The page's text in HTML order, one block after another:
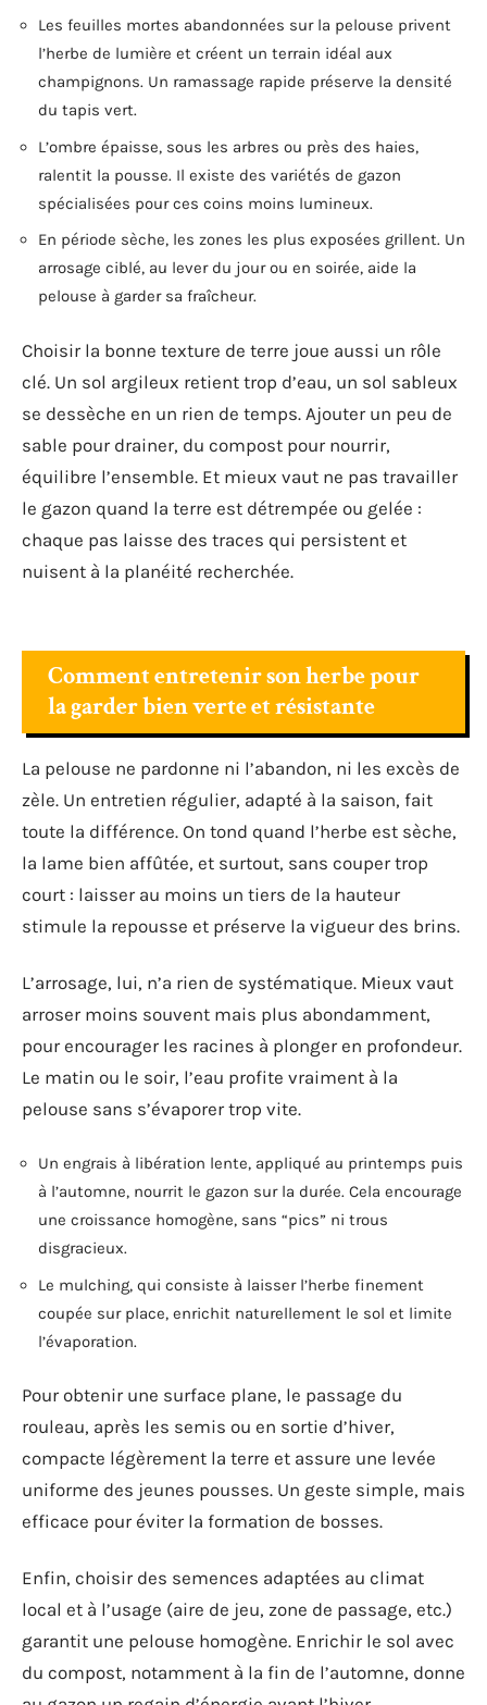
Les feuilles mortes abandonnées sur la pelouse privent
l’herbe de lumière et créent un terrain idéal aux
champignons. Un ramassage rapide préserve la densité
du tapis vert.
L’ombre épaisse, sous les arbres ou près des haies,
ralentit la pousse. Il existe des variétés de gazon
spécialisées pour ces coins moins lumineux.
En période sèche, les zones les plus exposées grillent. Un
arrosage ciblé, au lever du jour ou en soirée, aide la
pelouse à garder sa fraîcheur.
Choisir la bonne texture de terre joue aussi un rôle
clé. Un sol argileux retient trop d’eau, un sol sableux
se dessèche en un rien de temps. Ajouter un peu de
sable pour drainer, du compost pour nourrir,
équilibre l’ensemble. Et mieux vaut ne pas travailler
le gazon quand la terre est détrempée ou gelée :
chaque pas laisse des traces qui persistent et
nuisent à la planéité recherchée.
Comment entretenir son herbe pour
la garder bien verte et résistante
La pelouse ne pardonne ni l’abandon, ni les excès de
zèle. Un entretien régulier, adapté à la saison, fait
toute la différence. On tond quand l’herbe est sèche,
la lame bien affûtée, et surtout, sans couper trop
court : laisser au moins un tiers de la hauteur
stimule la repousse et préserve la vigueur des brins.
L’arrosage, lui, n’a rien de systématique. Mieux vaut
arroser moins souvent mais plus abondamment,
pour encourager les racines à plonger en profondeur.
Le matin ou le soir, l’eau profite vraiment à la
pelouse sans s’évaporer trop vite.
Un engrais à libération lente, appliqué au printemps puis
à l’automne, nourrit le gazon sur la durée. Cela encourage
une croissance homogène, sans “pics” ni trous
disgracieux.
Le mulching, qui consiste à laisser l’herbe finement
coupée sur place, enrichit naturellement le sol et limite
l’évaporation.
Pour obtenir une surface plane, le passage du
rouleau, après les semis ou en sortie d’hiver,
compacte légèrement la terre et assure une levée
uniforme des jeunes pousses. Un geste simple, mais
efficace pour éviter la formation de bosses.
Enfin, choisir des semences adaptées au climat
local et à l’usage (aire de jeu, zone de passage, etc.)
garantit une pelouse homogène. Enrichir le sol avec
du compost, notamment à la fin de l’automne, donne